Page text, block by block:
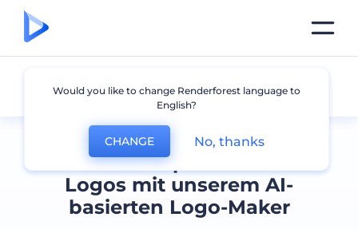
Erstellen Sie professionelle
Logos mit unserem AI-
basierten Logo-Maker
Alle Logos
Would you like to change Renderforest language to
English?
CHANGE No, thanks